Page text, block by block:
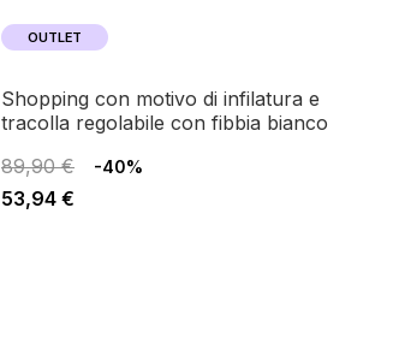
OUTLET
shopping con motivo di infilatura e
tracolla regolabile con fibbia bianco
89,90 €
-40%
53,94 €